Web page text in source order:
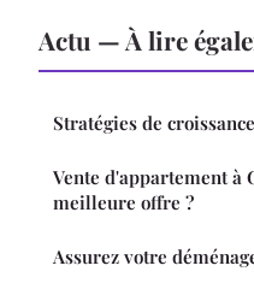
Actu — À lire
Stratégies de
Vente d'appartement à
meilleure offre ?
Assurez votre